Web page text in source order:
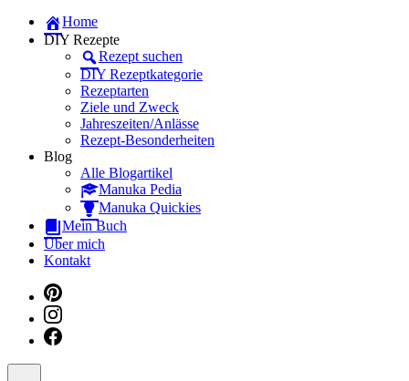
Manuka Magic – Natürlich schön:
Dein interaktiver DIY Beautyblog
Dein persönlicher interaktiver DIY Beautyblog
Home
DIY Rezepte
Rezept suchen
DIY Rezeptkategorie
Rezeptarten
Ziele und Zweck
Jahreszeiten/Anlässe
Rezept-Besonderheiten
Blog
Alle Blogartikel
Manuka Pedia
Manuka Quickies
Mein Buch
Über mich
Kontakt